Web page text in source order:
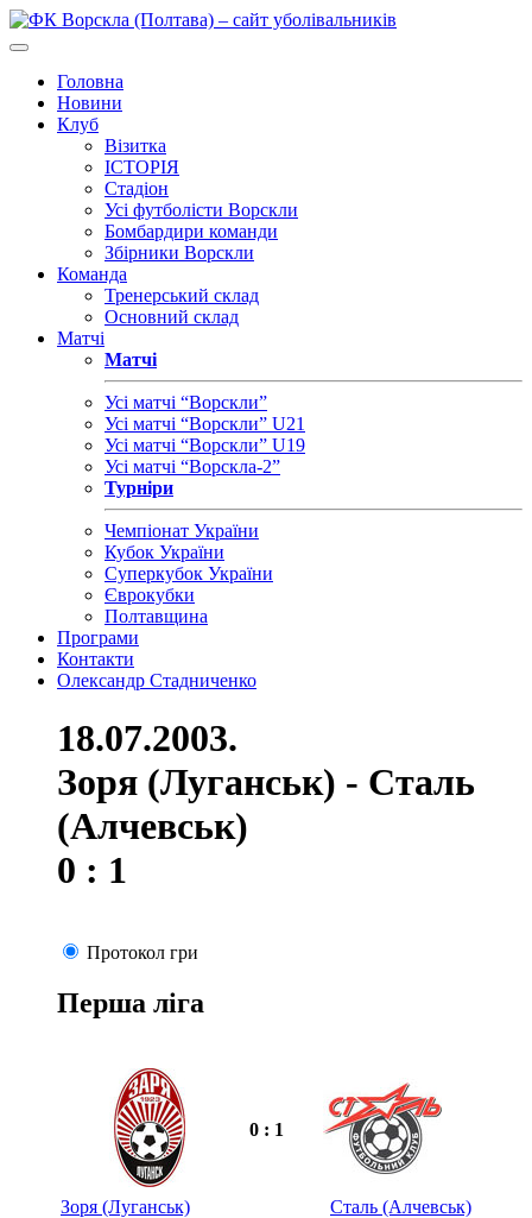
Головна
Новини
Клуб
Візитка
ІСТОРІЯ
Стадіон
Усі футболісти Ворскли
Бомбардири команди
Збірники Ворскли
Команда
Тренерський склад
Основний склад
Матчі
Матчі
Усі матчі “Ворскли”
Усі матчі “Ворскли” U21
Усі матчі “Ворскли” U19
Усі матчі “Ворскла-2”
Турніри
Чемпіонат України
Кубок України
Суперкубок України
Єврокубки
Полтавщина
Програми
Контакти
Олександр Стадниченко
18.07.2003.
Зоря (Луганськ) - Сталь
(Алчевськ)
0 : 1
Протокол гри
Перша ліга
0 : 1
Зоря (Луганськ)
Сталь (Алчевськ)